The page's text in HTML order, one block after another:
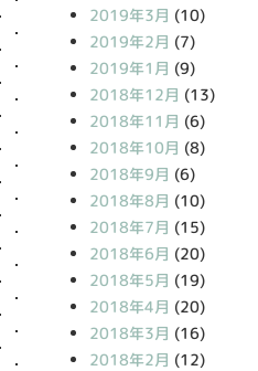
2019年3月 (10)
2019年2月 (7)
2019年1月 (9)
2018年12月 (13)
2018年11月 (6)
2018年10月 (8)
2018年9月 (6)
2018年8月 (10)
2018年7月 (15)
2018年6月 (20)
2018年5月 (19)
2018年4月 (20)
2018年3月 (16)
2018年2月 (12)